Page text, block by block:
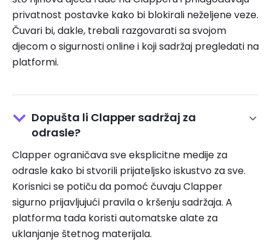
privatnost postavke kako bi blokirali neželjene veze.
Čuvari bi, dakle, trebali razgovarati sa svojom
djecom o sigurnosti online i koji sadržaj pregledati na
platformi.
Dopušta li Clapper sadržaj za
odrasle?
Clapper ograničava sve eksplicitne medije za
odrasle kako bi stvorili prijateljsko iskustvo za sve.
Korisnici se potiču da pomoć čuvaju Clapper
sigurno prijavljujući pravila o kršenju sadržaja. A
platforma tada koristi automatske alate za
uklanjanje štetnog materijala.